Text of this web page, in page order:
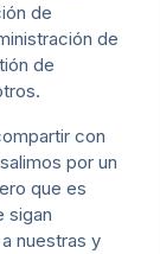
de
de
de
con
por un
que es
sigan
nuestras y